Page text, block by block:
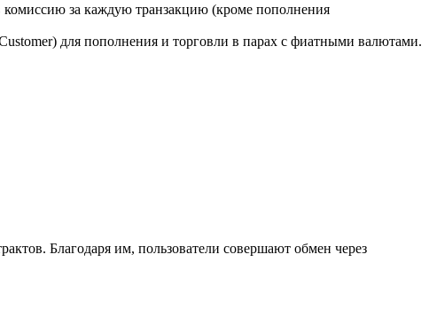
комиссию за каждую транзакцию (кроме пополнения
для пополнения и торговли в парах с фиатными валютами.
Благодаря им, пользователи совершают обмен через